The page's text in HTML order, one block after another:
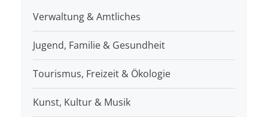
Verwaltung & Amtliches
Jugend, Familie & Gesundheit
Tourismus, Freizeit & Ökologie
Kunst, Kultur & Musik